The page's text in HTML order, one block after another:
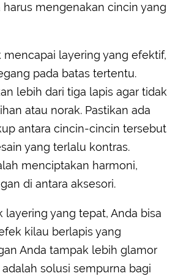
mengenakan cincin yang
mencapai layering yang efektif,
pada batas tertentu.
lebih dari tiga lapis agar tidak
atau norak. Pastikan ada
antara cincin-cincin tersebut
yang terlalu kontras.
menciptakan harmoni,
di antara aksesori.
layering yang tepat, Anda bisa
kilau berlapis yang
Anda tampak lebih glamor
solusi sempurna bagi